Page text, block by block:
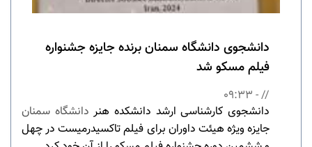
دانشجوی دانشگاه سمنان برنده جایزه جشنواره
فیلم مسکو شد
// - 09:33
دانشجوی کارشناسی ارشد دانشکده هنر دانشگاه سمنان
جایزه ویژه هیئت داوران برای فیلم تاکسیدرمیست در چهل